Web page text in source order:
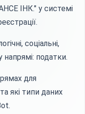
ІНК." у системі
соціальні,
напрямі: податки.
для
які типи даних